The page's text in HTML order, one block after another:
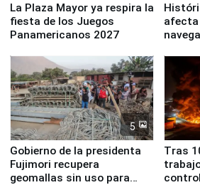
La Plaza Mayor ya respira la
fiesta de los Juegos
Panamericanos 2027
afecta
5
Gobierno de la presidenta
Fujimori recupera
geomallas sin uso para
Tras